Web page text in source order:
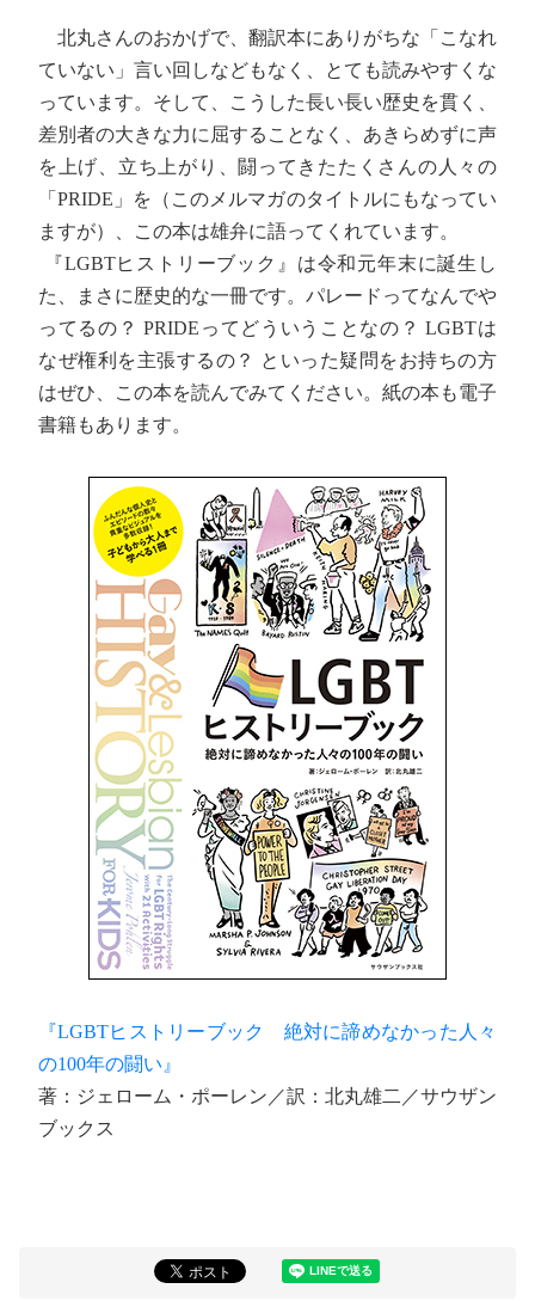
北丸さんのおかげで、翻訳本にありがちな「こなれ
ていない」言い回しなどもなく、とても読みやすくな
っています。そして、こうした長い長い歴史を貫く、
差別者の大きな力に屈することなく、あきらめずに声
を上げ、立ち上がり、闘ってきたたくさんの人々の
「PRIDE」を（このメルマガのタイトルにもなってい
ますが）、この本は雄弁に語ってくれています。
『LGBTヒストリーブック』は令和元年末に誕生し
た、まさに歴史的な一冊です。パレードってなんでや
ってるの？ PRIDEってどういうことなの？ LGBTは
なぜ権利を主張するの？ といった疑問をお持ちの方
はぜひ、この本を読んでみてください。紙の本も電子
書籍もあります。
『LGBTヒストリーブック 絶対に諦めなかった人々
の100年の闘い』
著：ジェローム・ポーレン／訳：北丸雄二／サウザン
ブックス